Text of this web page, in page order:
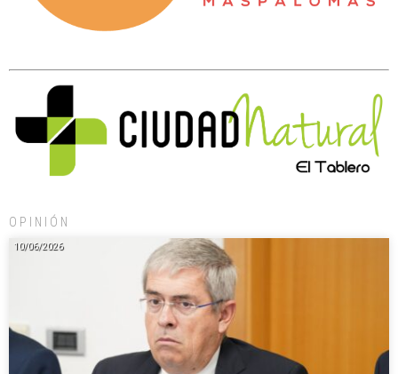
OPINIÓN
10/06/2026